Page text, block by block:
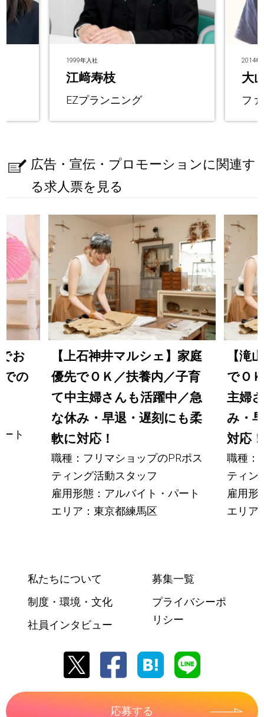
1999年入社
江﨑寿枝
EZプランニング
2014年
大
フ
広告・宣伝・プロモーションに関連す
る求人票を見る
お
の
ト
【上石神井マルシェ】家庭
優先でＯＫ／扶養内／子育
て中主婦さんも活躍中／急
な休み・早退・遅刻にも柔
軟に対応！
職種：フリマショップのPRポス
ティング活動スタッフ
雇用形態：アルバイト・パート
エリア：東京都練馬区
【滝
でＯ
主婦
み・
対応！
職種：
ティン
雇用形
エリア
応募する
私たちについて
制度・環境・文化
社員インタビュー
募集一覧
プライバシーポ
リシー